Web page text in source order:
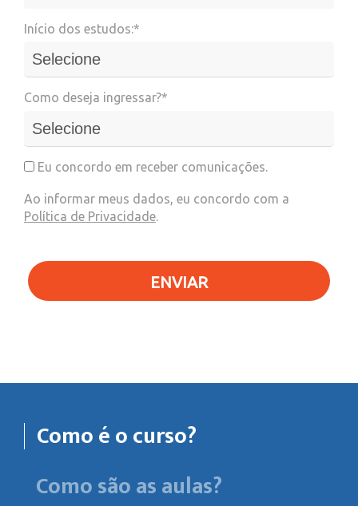
Início dos estudos:*
Como deseja ingressar?*
Eu concordo em receber comunicações.
Ao informar meus dados, eu concordo com a
Política de Privacidade.
ENVIAR
Como é o curso?
Como são as aulas?